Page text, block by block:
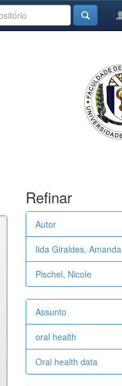
Refinar
Autor
Iida Giraldes, Amanda
Pischel, Nicole
Assunto
oral health
Oral health data